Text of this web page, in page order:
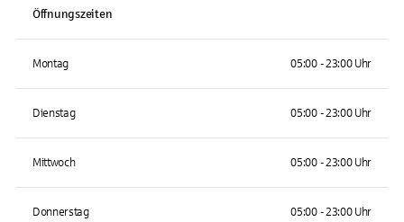
Öffnungszeiten
Montag 05:00 - 23:00 Uhr
Dienstag 05:00 - 23:00 Uhr
Mittwoch 05:00 - 23:00 Uhr
Donnerstag 05:00 - 23:00 Uhr